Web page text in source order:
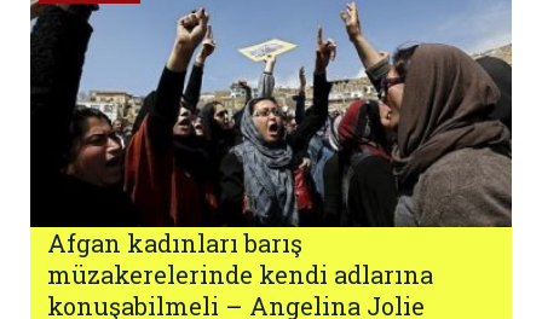
Afgan kadınları barış
müzakerelerinde kendi adlarına
konuşabilmeli – Angelina Jolie